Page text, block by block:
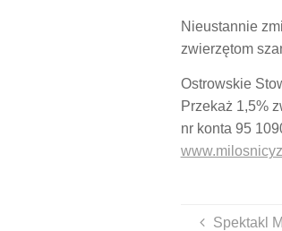
Nieustannie
zwierzętom
Ostrowskie
Przekaż 1,5%
nr konta 95
Spektakl